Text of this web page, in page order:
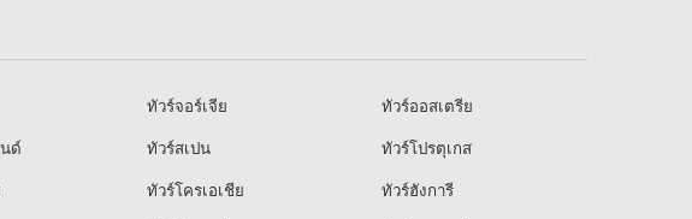
ทัวร์จอร์เจีย
ทัวร์ออสเตรีย
ด์ ทัวร์สเปน
ทัวร์โปรตุเกส
ทัวร์โครเอเชีย
ทัวร์ฮังการี